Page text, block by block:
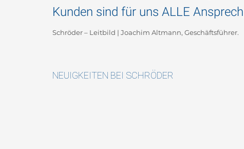
Kunden sind für uns ALLE
Schröder – Leitbild | Joachim Altmann, Geschäftsführer.
NEUIGKEITEN BEI SCHRÖDER